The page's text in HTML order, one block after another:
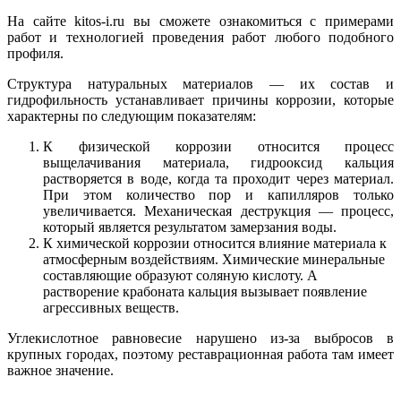
На сайте kitos-i.ru вы сможете ознакомиться с примерами
работ и технологией проведения работ любого подобного
профиля.
Структура натуральных материалов — их состав и
гидрофильность устанавливает причины коррозии, которые
характерны по следующим показателям:
К физической коррозии относится процесс
выщелачивания материала, гидрооксид кальция
растворяется в воде, когда та проходит через материал.
При этом количество пор и капилляров только
увеличивается. Механическая деструкция — процесс,
который является результатом замерзания воды.
К химической коррозии относится влияние материала к
атмосферным воздействиям. Химические минеральные
составляющие образуют соляную кислоту. А
растворение крабоната кальция вызывает появление
агрессивных веществ.
Углекислотное равновесие нарушено из-за выбросов в
крупных городах, поэтому реставрационная работа там имеет
важное значение.